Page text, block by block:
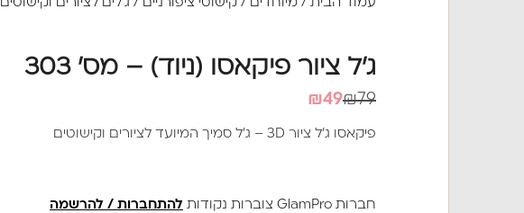
עמוד הבית / מיוחדים / קישוטי ציפורניים / ג'לים לציורים וקישוטים
ג'ל ציור פיקאסו (ניוד) – מס' 303
₪79
המחיר
היה:
₪49
המחיר
הוא:
פיקאסו ג'ל ציור 3D – ג'ל סמיך המיועד לציורים וקישוטים
חברות GlamPro צוברות נקודות להתחברות / להרשמה